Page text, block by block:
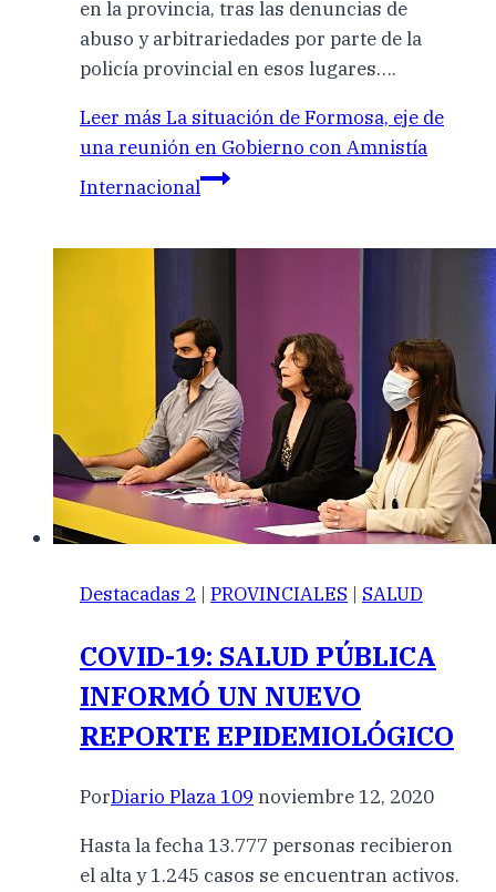
en la provincia, tras las denuncias de
abuso y arbitrariedades por parte de la
policía provincial en esos lugares….
Leer más La situación de Formosa, eje de
una reunión en Gobierno con Amnistía
Internacional
Destacadas 2 | PROVINCIALES | SALUD
COVID-19: SALUD PÚBLICA
INFORMÓ UN NUEVO
REPORTE EPIDEMIOLÓGICO
PorDiario Plaza 109 noviembre 12, 2020
Hasta la fecha 13.777 personas recibieron
el alta y 1.245 casos se encuentran activos.